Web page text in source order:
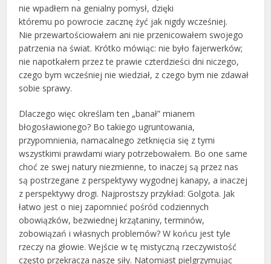
nie wpadłem na genialny pomysł, dzięki
któremu po powrocie zacznę żyć jak nigdy wcześniej.
Nie przewartościowałem ani nie przenicowałem swojego
patrzenia na świat. Krótko mówiąc: nie było fajerwerków;
nie napotkałem przez te prawie czterdzieści dni niczego,
czego bym wcześniej nie wiedział, z czego bym nie zdawał
sobie sprawy.
Dlaczego więc określam ten „banał” mianem
błogosławionego? Bo takiego ugruntowania,
przypomnienia, namacalnego zetknięcia się z tymi
wszystkimi prawdami wiary potrzebowałem. Bo one same
choć ze swej natury niezmienne, to inaczej są przez nas
są postrzegane z perspektywy wygodnej kanapy, a inaczej
z perspektywy drogi. Najprostszy przykład: Golgota. Jak
łatwo jest o niej zapomnieć pośród codziennych
obowiązków, bezwiednej krzątaniny, terminów,
zobowiązań i własnych problemów? W końcu jest tyle
rzeczy na głowie. Wejście w tę mistyczną rzeczywistość
często przekracza nasze siły. Natomiast pielgrzymując